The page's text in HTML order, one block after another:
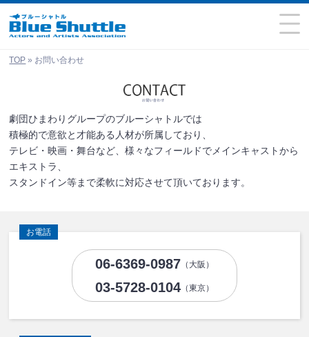
TOP » お問い合わせ
劇団ひまわりグループのブルーシャトルでは
積極的で意欲と才能ある人材が所属しており、
テレビ・映画・舞台など、様々なフィールドでメインキャストから
エキストラ、
スタンドイン等まで柔軟に対応させて頂いております。
お電話
06-6369-0987 （大阪）
03-5728-0104 （東京）